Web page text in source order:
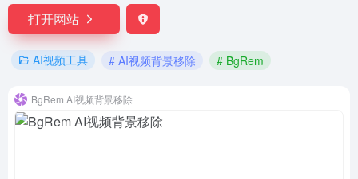
打开网站
AI视频工具 # AI视频背景移除 # BgRem
BgRem AI视频背景移除